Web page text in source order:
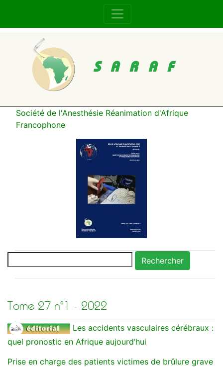
SARAF
Société de l'Anesthésie Réanimation d'Afrique
Francophone
Rechercher
Tome 27 n°1 - 2022
Les accidents vasculaires cérébraux :
quel pronostic en Afrique aujourd’hui
Prise en charge des patients victimes de brûlure grave